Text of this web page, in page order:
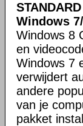
Windows
Windows 8
en
Windows 7
verwijdert
andere
van je
pakket